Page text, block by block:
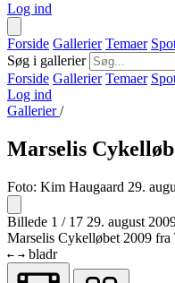
Log ind
Forside Gallerier Temaer
Søg i gallerier
Forside Gallerier Temaer
Log ind
Gallerier/
Marselis Cykelløb
Foto: Kim Haugaard 29.
Billede 1 / 17 29. august
Marselis Cykelløbet 2009
← → bladr